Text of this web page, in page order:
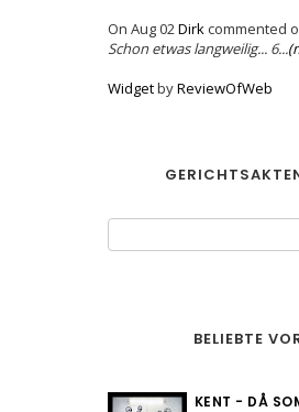
On Aug 02Dirkcommented
Schon etwas langweilig... 6...
WidgetbyReviewOfWeb
BELIEBTE
KENT - DÅ